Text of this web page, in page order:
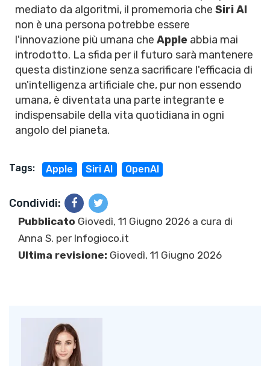
mediato da algoritmi, il promemoria che Siri AI
non è una persona potrebbe essere
l'innovazione più umana che Apple abbia mai
introdotto. La sfida per il futuro sarà mantenere
questa distinzione senza sacrificare l'efficacia di
un'intelligenza artificiale che, pur non essendo
umana, è diventata una parte integrante e
indispensabile della vita quotidiana in ogni
angolo del pianeta.
Tags: Apple Siri AI OpenAI
Condividi:
Pubblicato Giovedì, 11 Giugno 2026 a cura di
Anna S. per Infogioco.it
Ultima revisione: Giovedì, 11 Giugno 2026